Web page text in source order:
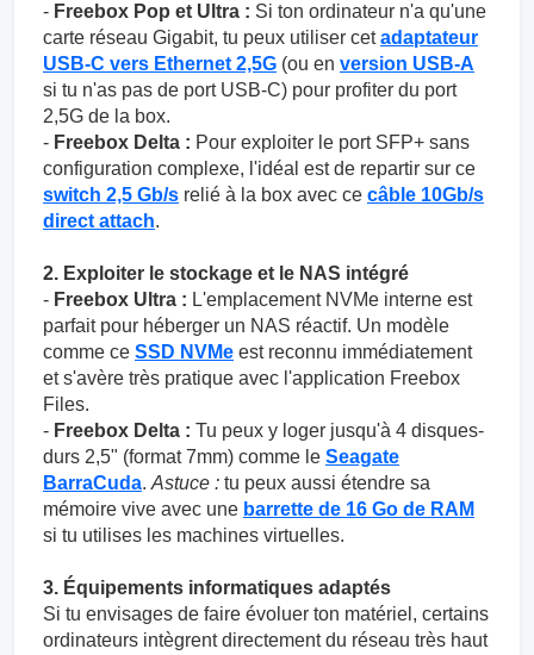
- Freebox Pop et Ultra : Si ton ordinateur n'a qu'une
carte réseau Gigabit, tu peux utiliser cetadaptateur
USB-C vers Ethernet 2,5G (ou en version USB-A
si tu n'as pas de port USB-C) pour profiter du port
2,5G de la box.
- Freebox Delta : Pour exploiter le port SFP+ sans
configuration complexe, l'idéal est de repartir sur ce
switch 2,5 Gb/s relié à la box avec ce câble 10Gb/s
direct attach.
2. Exploiter le stockage et le NAS intégré
- Freebox Ultra : L'emplacement NVMe interne est
parfait pour héberger un NAS réactif. Un modèle
comme ce SSD NVMe est reconnu immédiatement
et s'avère très pratique avec l'application Freebox
Files.
- Freebox Delta : Tu peux y loger jusqu'à 4 disques-
durs 2,5" (format 7mm) comme le Seagate
BarraCuda. Astuce : tu peux aussi étendre sa
mémoire vive avec une barrette de 16 Go de RAM
si tu utilises les machines virtuelles.
3. Équipements informatiques adaptés
Si tu envisages de faire évoluer ton matériel, certains
ordinateurs intègrent directement du réseau très haut